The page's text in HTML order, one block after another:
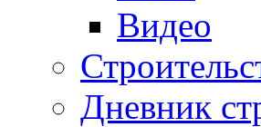
Видео
Дневник